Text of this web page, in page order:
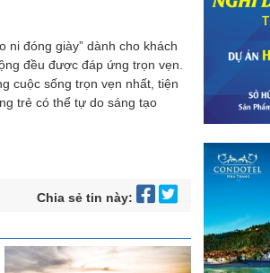
ni đóng giày” dành cho khách
đều được đáp ứng trọn vẹn.
cuộc sống trọn vẹn nhất, tiện
trẻ có thể tự do sáng tạo
Chia sẻ tin này: